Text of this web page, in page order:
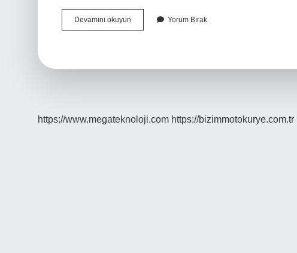
Devamını okuyun
Annesi
Yorum Bırak
https://www.megateknoloji.com https://bizimmotokurye.com.tr